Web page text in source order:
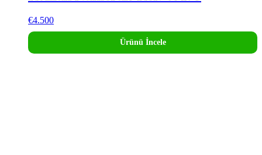
€4.500
Ürünü İncele